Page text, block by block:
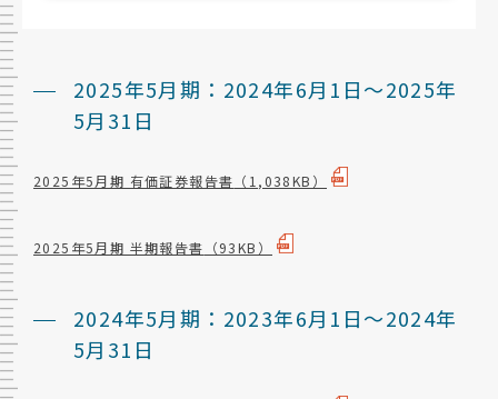
2025年5月期：2024年6月1日～2025年
5月31日
2025年5月期 有価証券報告書 （1,038KB）
2025年5月期 半期報告書 （93KB）
2024年5月期：2023年6月1日～2024年
5月31日